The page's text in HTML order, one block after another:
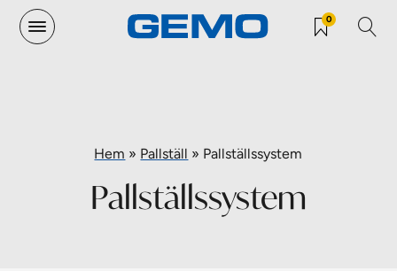
0
Hem » Pallställ » Pallställssystem
Pallställssystem